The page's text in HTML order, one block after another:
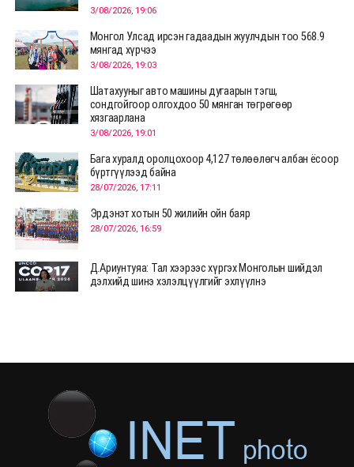
3/08/2026, 19:06
Монгол Улсад ирсэн гадаадын жуулчдын тоо 568.9
мянгад хүрчээ
3/08/2026, 19:03
Шатахууныг авто машины дугаарын тэгш,
сондгойгоор олгохдоо 50 мянган төгрөгөөр
хязгаарлана
3/08/2026, 19:01
Бага хуралд оролцохоор 4,127 төлөөлөгч албан ёсоор
бүртгүүлээд байна
28/07/2026, 17:11
Эрдэнэт хотын 50 жилийн ойн баяр
28/07/2026, 16:59
Д.Ариунтуяа: Тал хээрээс хүргэх Монголын шийдэл
дэлхийд шинэ хэлэлцүүлгийг эхлүүлнэ
28/07/2026, 12:04
ХӨВСГӨЛ Нутгийн зөвлөлөөс МУАЖ Д.Цэрэндарьзавт
2 өрөө байр олгоно
20/07/2026, 19:22